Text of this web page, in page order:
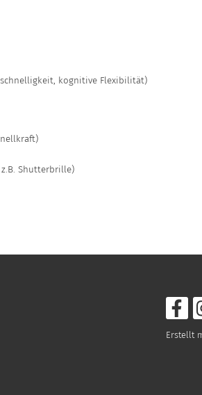
kognitive Flexibilität)
Shutterbrille)
Erstellt